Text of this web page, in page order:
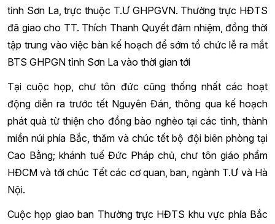
tỉnh Sơn La, trực thuộc T.Ư GHPGVN. Thường trực HĐTS
đã giao cho TT. Thích Thanh Quyết đảm nhiệm, đồng thời
tập trung vào việc bàn kế hoạch để sớm tổ chức lễ ra mắt
BTS GHPGN tỉnh Sơn La vào thời gian tới
Tại cuộc họp, chư tôn đức cũng thống nhất các hoạt
động diễn ra trước tết Nguyên Đán, thông qua kế hoạch
phát quà từ thiện cho đồng bào nghèo tại các tỉnh, thành
miền núi phía Bắc, thăm và chúc tết bộ đội biên phòng tại
Cao Bằng; khánh tuế Đức Pháp chủ, chư tôn giáo phẩm
HĐCM và tới chúc Tết các cơ quan, ban, ngành T.Ư và Hà
Nội.
Cuộc họp giao ban Thường trực HĐTS khu vực phía Bắc